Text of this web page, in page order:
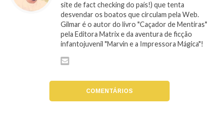
site de fact checking do país!) que tenta
desvendar os boatos que circulam pela Web.
Gilmar é o autor do livro "Caçador de Mentiras"
pela Editora Matrix e da aventura de ficção
infantojuvenil "Marvin e a Impressora Mágica"!
COMENTÁRIOS